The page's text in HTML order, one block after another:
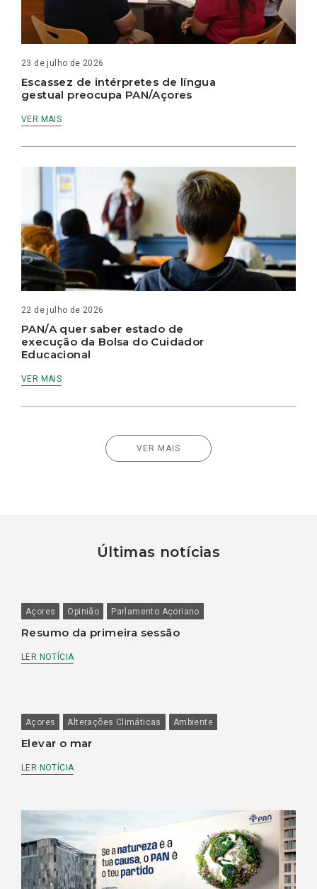
23 de julho de 2026
Escassez de intérpretes de língua
gestual preocupa PAN/Açores
VER MAIS
22 de julho de 2026
PAN/A quer saber estado de
execução da Bolsa do Cuidador
Educacional
VER MAIS
VER MAIS
Últimas notícias
Açores Opinião Parlamento Açoriano
Resumo da primeira sessão
LER NOTÍCIA
Açores Alterações Climáticas Ambiente
Elevar o mar
LER NOTÍCIA